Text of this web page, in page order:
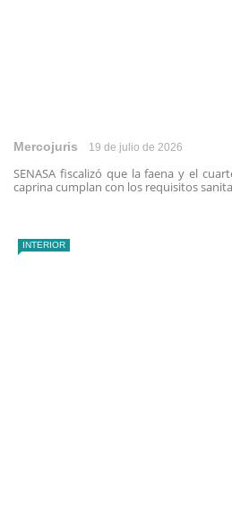
Mercojuris 19 de julio de 2026
SENASA fiscalizó que la faena y el
caprina cumplan con los requisitos
INTERIOR